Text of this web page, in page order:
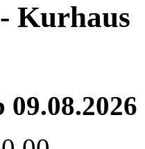
Kurhaus
09.08.2026